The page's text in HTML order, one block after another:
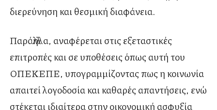
διερεύνηση και θεσμική διαφάνεια.
Παράλληλα, αναφέρεται στις εξεταστικές
επιτροπές και σε υποθέσεις όπως αυτή του
ΟΠΕΚΕΠΕ, υπογραμμίζοντας πως η κοινωνία
απαιτεί λογοδοσία και καθαρές απαντήσεις, ενώ
στέκεται ιδιαίτερα στην οικονομική ασφυξία